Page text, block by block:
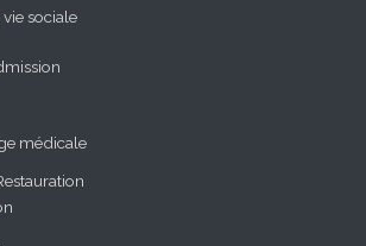
sociale
médicale